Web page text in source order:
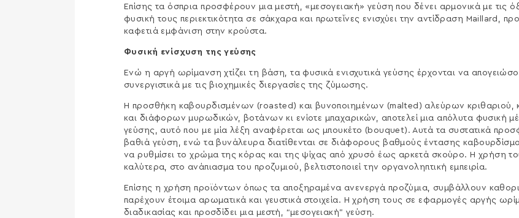
Επίσης τα όσπρια προσφέρουν μια μεστή, «μεσογειακή» γεύση που δένει αρμονικά με τις
φυσική τους περιεκτικότητα σε σάκχαρα και πρωτεΐνες ενισχύει την αντίδραση Maillard,
καφετιά εμφάνιση στην κρούστα.
Φυσική ενίσχυση της γεύσης
Ενώ η αργή ωρίμανση χτίζει τη βάση, τα φυσικά ενισχυτικά γεύσης έρχονται να
συνεργιστικά με τις βιοχημικές διεργασίες της ζύμωσης.
Η προσθήκη καβουρδισμένων (roasted) και βυνοποιημένων (malted) αλεύρων
και διάφορων μυρωδικών, βοτάνων κι ενίοτε μπαχαρικών, αποτελεί μια απόλυτα φυσική
γεύσης, αυτό που με μία λέξη αναφέρεται ως μπουκέτο (bouquet). Αυτά τα συστατικά
βαθιά γεύση, ενώ τα βυνάλευρα διατίθενται σε διάφορους βαθμούς έντασης
να ρυθμίσει το χρώμα της κόρας και της ψίχας από χρυσό έως αρκετά σκούρο. Η χρήση
καλύτερα, στο ανάπιασμα του προζυμιού, βελτιστοποιεί την οργανοληπτική εμπειρία.
Επίσης η χρήση προϊόντων όπως τα αποξηραμένα ανενεργά προζύμια, συμβάλλουν
παρέχουν έτοιμα αρωματικά και γευστικά στοιχεία. Η χρήση τους σε εφαρμογές αργής
διαδικασίας και προσδίδει μια μεστή, “μεσογειακή” γεύση.